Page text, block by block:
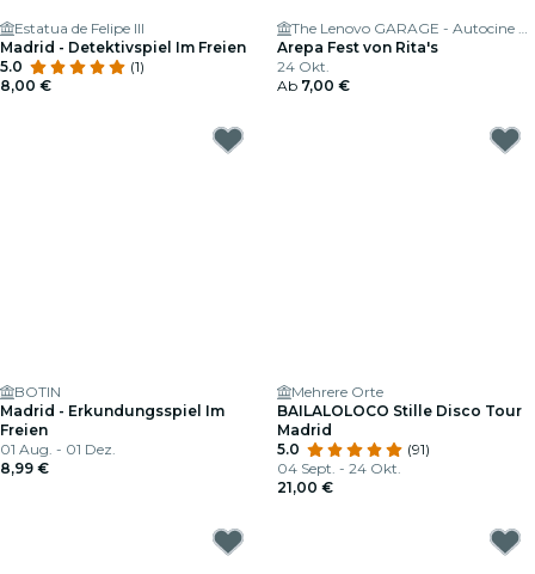
Estatua de Felipe III
Madrid - Detektivspiel Im Freien
5.0
(1)
8,00 €
The Lenovo GARAGE - Autocine Madrid
Arepa Fest von Rita's
24 Okt.
Ab 7,00 €
BOTIN
Madrid - Erkundungsspiel Im
Freien
01 Aug. - 01 Dez.
8,99 €
Mehrere Orte
BAILALOLOCO Stille Disco Tour
Madrid
5.0
(91)
04 Sept. - 24 Okt.
21,00 €